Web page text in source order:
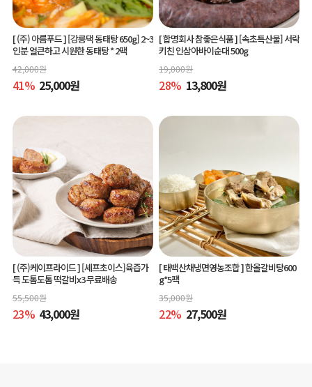
[ (주) 아름푸드 ][강릉댁 동태탕 650g] 2~3
인분 얼큰하고 시원한 동태탕 * 2팩
42,000원
41% 25,000원
[ 합명회사 참좋은식품 ][속초특산물] 서락
키친 인삼아바이순대 500g
19,000원
28% 13,800원
[ (주)케이프라이드 ][셰프초이스]육즙가
득 도톰도톰 떡갈비x3 무료배송
55,500원
23% 43,000원
[ 태백산채냉면영농조합 ]한올갈비탕600
g*5팩
35,000원
22% 27,500원